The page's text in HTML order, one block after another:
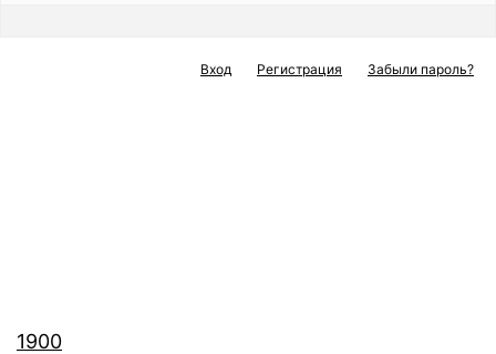
Вход Регистрация Забыли пароль?
1900